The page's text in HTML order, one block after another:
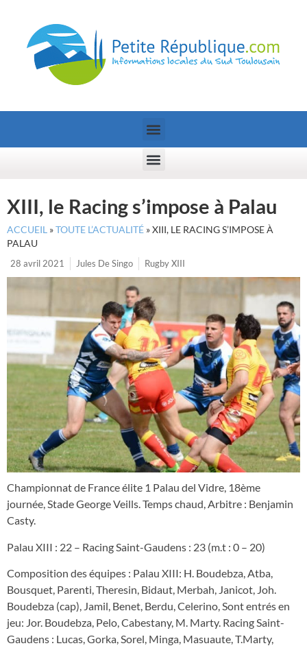
XIII, le Racing s’impose à Palau
ACCUEIL »TOUTE L’ACTUALITÉ »XIII, LE RACING S’IMPOSE À
PALAU
28 avril 2021
Jules De Singo Rugby XIII
Championnat de France élite 1 Palau del Vidre, 18ème
journée, Stade George Veills. Temps chaud, Arbitre : Benjamin
Casty.
Palau XIII : 22 – Racing Saint-Gaudens : 23 (m.t : 0 – 20)
Composition des équipes : Palau XIII: H. Boudebza, Atba,
Bousquet, Parenti, Theresin, Bidaut, Merbah, Janicot, Joh.
Boudebza (cap), Jamil, Benet, Berdu, Celerino, Sont entrés en
jeu: Jor. Boudebza, Pelo, Cabestany, M. Marty. Racing Saint-
Gaudens : Lucas, Gorka, Sorel, Minga, Masuaute, T.Marty,